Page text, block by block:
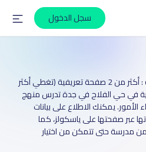
سجل الدخول
دليل مدارس مدينة جدة الأهلية : أكثر من 2 صفحة تعريفية (تغطي أكثر
أهلية في حي الفلاح في جدة تدرس منهج
يمكنك الاطلاع على بيانات
عبر صفحتها على ياسكولز، كما
مدرسة حتى تتمكن من اختيار